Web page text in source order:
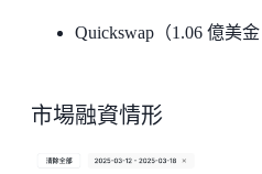
Quickswap（1.06 億美
市場融資情形